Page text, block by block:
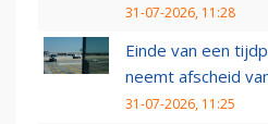
31-07-2026, 11:28
Einde van een
neemt afscheid
31-07-2026, 11:25